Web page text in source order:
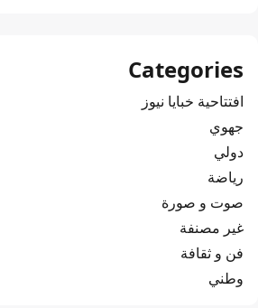
Categories
افتتاحية خبايا نيوز
جهوي
دولي
رياضة
صوت و صورة
غير مصنفة
فن و ثقافة
وطني